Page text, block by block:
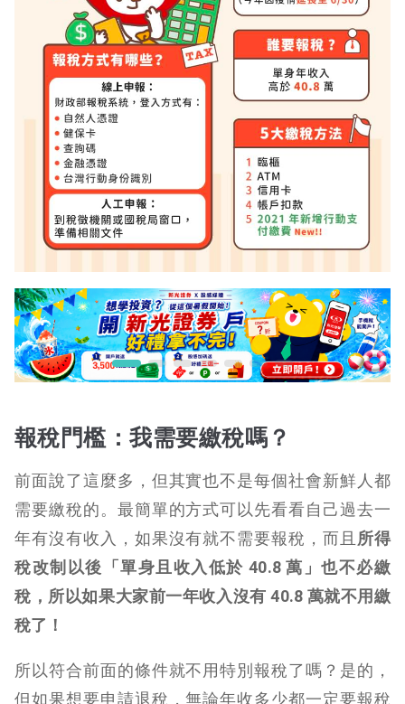
報稅門檻：我需要繳稅嗎？
前面說了這麼多，但其實也不是每個社會新鮮人都
需要繳稅的。最簡單的方式可以先看看自己過去一
年有沒有收入，如果沒有就不需要報稅，而且 所得
稅改制以後「單身且收入低於 40.8 萬」也不必繳
稅，所以如果大家前一年收入沒有 40.8 萬就不用繳
稅了！
所以符合前面的條件就不用特別報稅了嗎？是的，
但如果想要申請退稅，無論年收多少都一定要報稅